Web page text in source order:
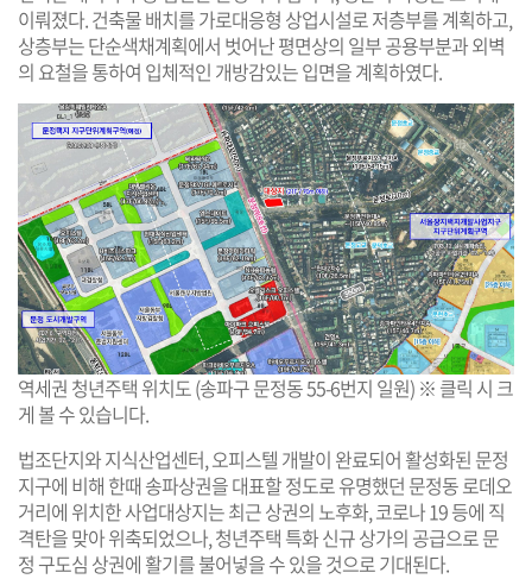
이뤄졌다. 건축물 배치를 가로대응형 상업시설로 저층부를 계획하고,
상층부는 단순색채계획에서 벗어난 평면상의 일부 공용부분과 외벽
의 요철을 통하여 입체적인 개방감있는 입면을 계획하였다.
역세권 청년주택 위치도 (송파구 문정동 55-6번지 일원) ※ 클릭 시 크
게 볼 수 있습니다.
법조단지와 지식산업센터, 오피스텔 개발이 완료되어 활성화된 문정
지구에 비해 한때 송파상권을 대표할 정도로 유명했던 문정동 로데오
거리에 위치한 사업대상지는 최근 상권의 노후화, 코로나 19 등에 직
격탄을 맞아 위축되었으나, 청년주택 특화 신규 상가의 공급으로 문
정 구도심 상권에 활기를 불어넣을 수 있을 것으로 기대된다.